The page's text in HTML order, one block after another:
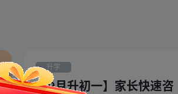
升学
【9月升初一】家长快速咨